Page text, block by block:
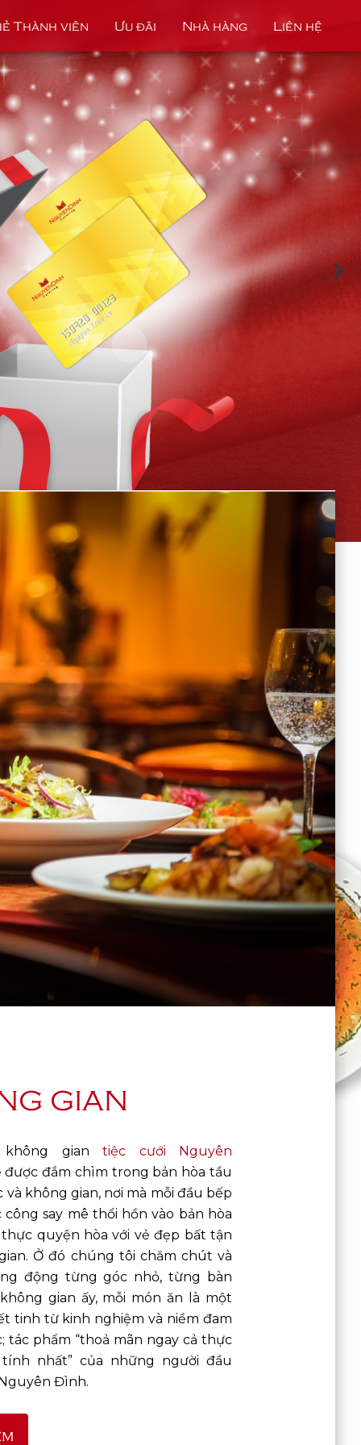
Thành viên Ưu đãi Nhà hàng Liên hệ
GIAN
không gian tiệc cưới Nguyên
được đắm chìm trong bản hòa tầu
và không gian, nơi mà mỗi đầu bếp
say mê thổi hồn vào bản hòa
quyện hòa với vẻ đẹp bất tận
Ở đó chúng tôi chăm chút và
động từng góc nhỏ, từng bàn
gian ấy, mỗi món ăn là một
tinh từ kinh nghiệm và niềm đam
tác phẩm “thoả mãn ngay cả thực
nhất” của những người đầu
Đình.